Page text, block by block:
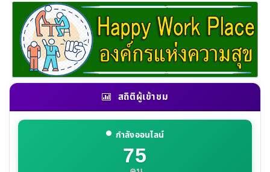
สถิติผู้เข้าชม
กำลังออนไลน์
75